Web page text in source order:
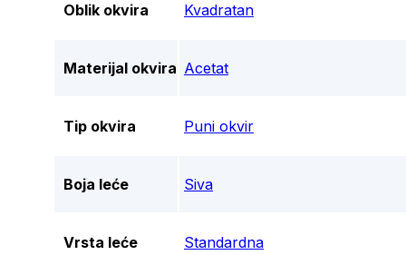
Oblik okvira Kvadratan
Materijal okvira Acetat
Tip okvira Puni okvir
Boja leće Siva
Vrsta leće Standardna